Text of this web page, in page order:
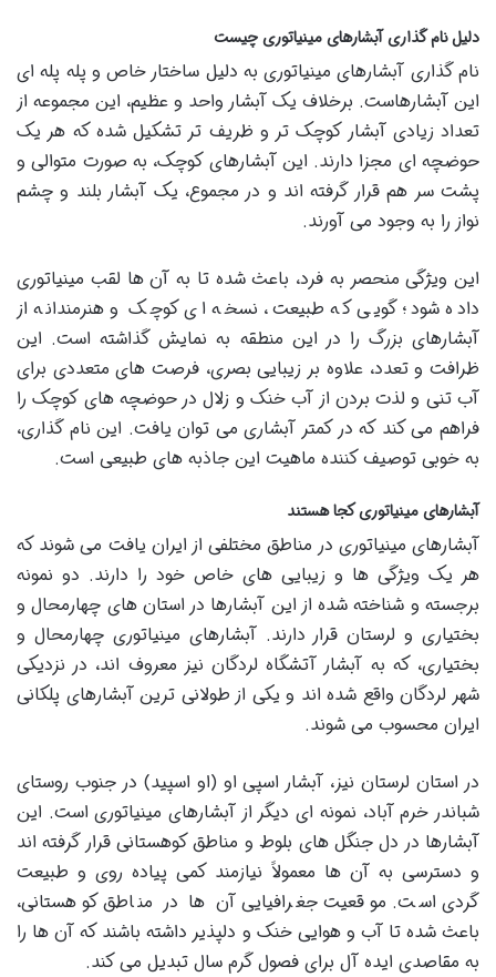
دلیل نام گذاری آبشارهای مینیاتوری چیست
نام گذاری آبشارهای مینیاتوری به دلیل ساختار خاص و پله پله ای
این آبشارهاست. برخلاف یک آبشار واحد و عظیم، این مجموعه از
تعداد زیادی آبشار کوچک تر و ظریف تر تشکیل شده که هر یک
حوضچه ای مجزا دارند. این آبشارهای کوچک، به صورت متوالی و
پشت سر هم قرار گرفته اند و در مجموع، یک آبشار بلند و چشم
نواز را به وجود می آورند.
این ویژگی منحصر به فرد، باعث شده تا به آن ها لقب مینیاتوری
داده شود؛ گویی که طبیعت، نسخه ای کوچک و هنرمندانه از
آبشارهای بزرگ را در این منطقه به نمایش گذاشته است. این
ظرافت و تعدد، علاوه بر زیبایی بصری، فرصت های متعددی برای
آب تنی و لذت بردن از آب خنک و زلال در حوضچه های کوچک را
فراهم می کند که در کمتر آبشاری می توان یافت. این نام گذاری،
به خوبی توصیف کننده ماهیت این جاذبه های طبیعی است.
آبشارهای مینیاتوری کجا هستند
آبشارهای مینیاتوری در مناطق مختلفی از ایران یافت می شوند که
هر یک ویژگی ها و زیبایی های خاص خود را دارند. دو نمونه
برجسته و شناخته شده از این آبشارها در استان های چهارمحال و
بختیاری و لرستان قرار دارند. آبشارهای مینیاتوری چهارمحال و
بختیاری، که به آبشار آتشگاه لردگان نیز معروف اند، در نزدیکی
شهر لردگان واقع شده اند و یکی از طولانی ترین آبشارهای پلکانی
ایران محسوب می شوند.
در استان لرستان نیز، آبشار اسپی او (او اسپید) در جنوب روستای
شباندر خرم آباد، نمونه ای دیگر از آبشارهای مینیاتوری است. این
آبشارها در دل جنگل های بلوط و مناطق کوهستانی قرار گرفته اند
و دسترسی به آن ها معمولاً نیازمند کمی پیاده روی و طبیعت
گردی است. موقعیت جغرافیایی آن ها در مناطق کوهستانی،
باعث شده تا آب و هوایی خنک و دلپذیر داشته باشند که آن ها را
به مقاصدی ایده آل برای فصول گرم سال تبدیل می کند.